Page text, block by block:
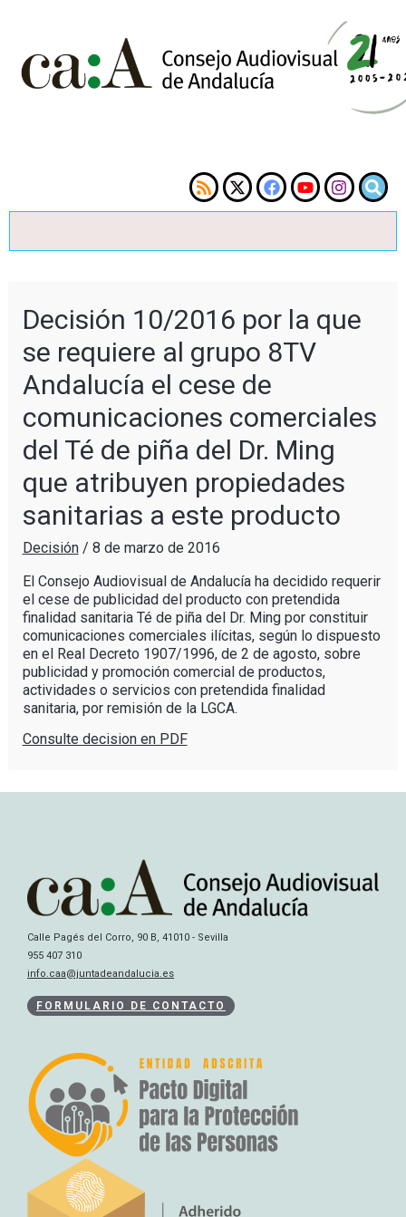
Decisión 10/2016 por la que
se requiere al grupo 8TV
Andalucía el cese de
comunicaciones comerciales
del Té de piña del Dr. Ming
que atribuyen propiedades
sanitarias a este producto
Decisión/ 8 de marzo de 2016
El Consejo Audiovisual de Andalucía ha decidido requerir
el cese de publicidad del producto con pretendida
finalidad sanitaria Té de piña del Dr. Ming por constituir
comunicaciones comerciales ilícitas, según lo dispuesto
en el Real Decreto 1907/1996, de 2 de agosto, sobre
publicidad y promoción comercial de productos,
actividades o servicios con pretendida finalidad
sanitaria, por remisión de la LGCA.
Consulte decision en PDF
Calle Pagés del Corro, 90 B, 41010 - Sevilla
955 407 310
info.caa@juntadeandalucia.es
FORMULARIO DE CONTACTO